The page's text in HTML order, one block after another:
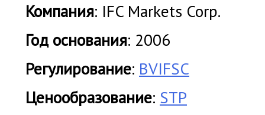
Компания: IFC Markets Corp.
Год основания: 2006
Регулирование: BVIFSC
Ценообразование: STP